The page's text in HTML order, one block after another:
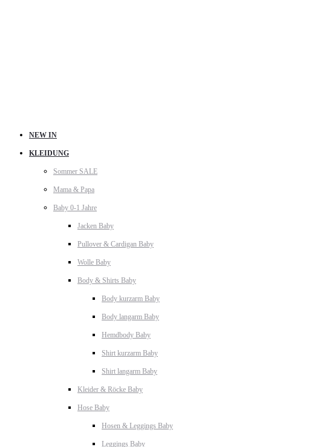
NEW IN
KLEIDUNG
Sommer SALE
Mama & Papa
Baby 0-1 Jahre
Jacken Baby
Pullover & Cardigan Baby
Wolle Baby
Body & Shirts Baby
Body kurzarm Baby
Body langarm Baby
Hemdbody Baby
Shirt kurzarm Baby
Shirt langarm Baby
Kleider & Röcke Baby
Hose Baby
Hosen & Leggings Baby
Leggings Baby